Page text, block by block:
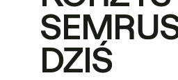
DZIŚ